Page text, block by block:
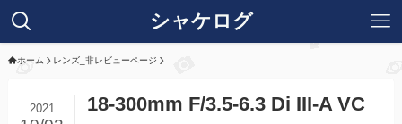
シャケログ
ホーム レンズ_非レビューページ
18-300mm F/3.5-6.3 Di III-A VC
2021